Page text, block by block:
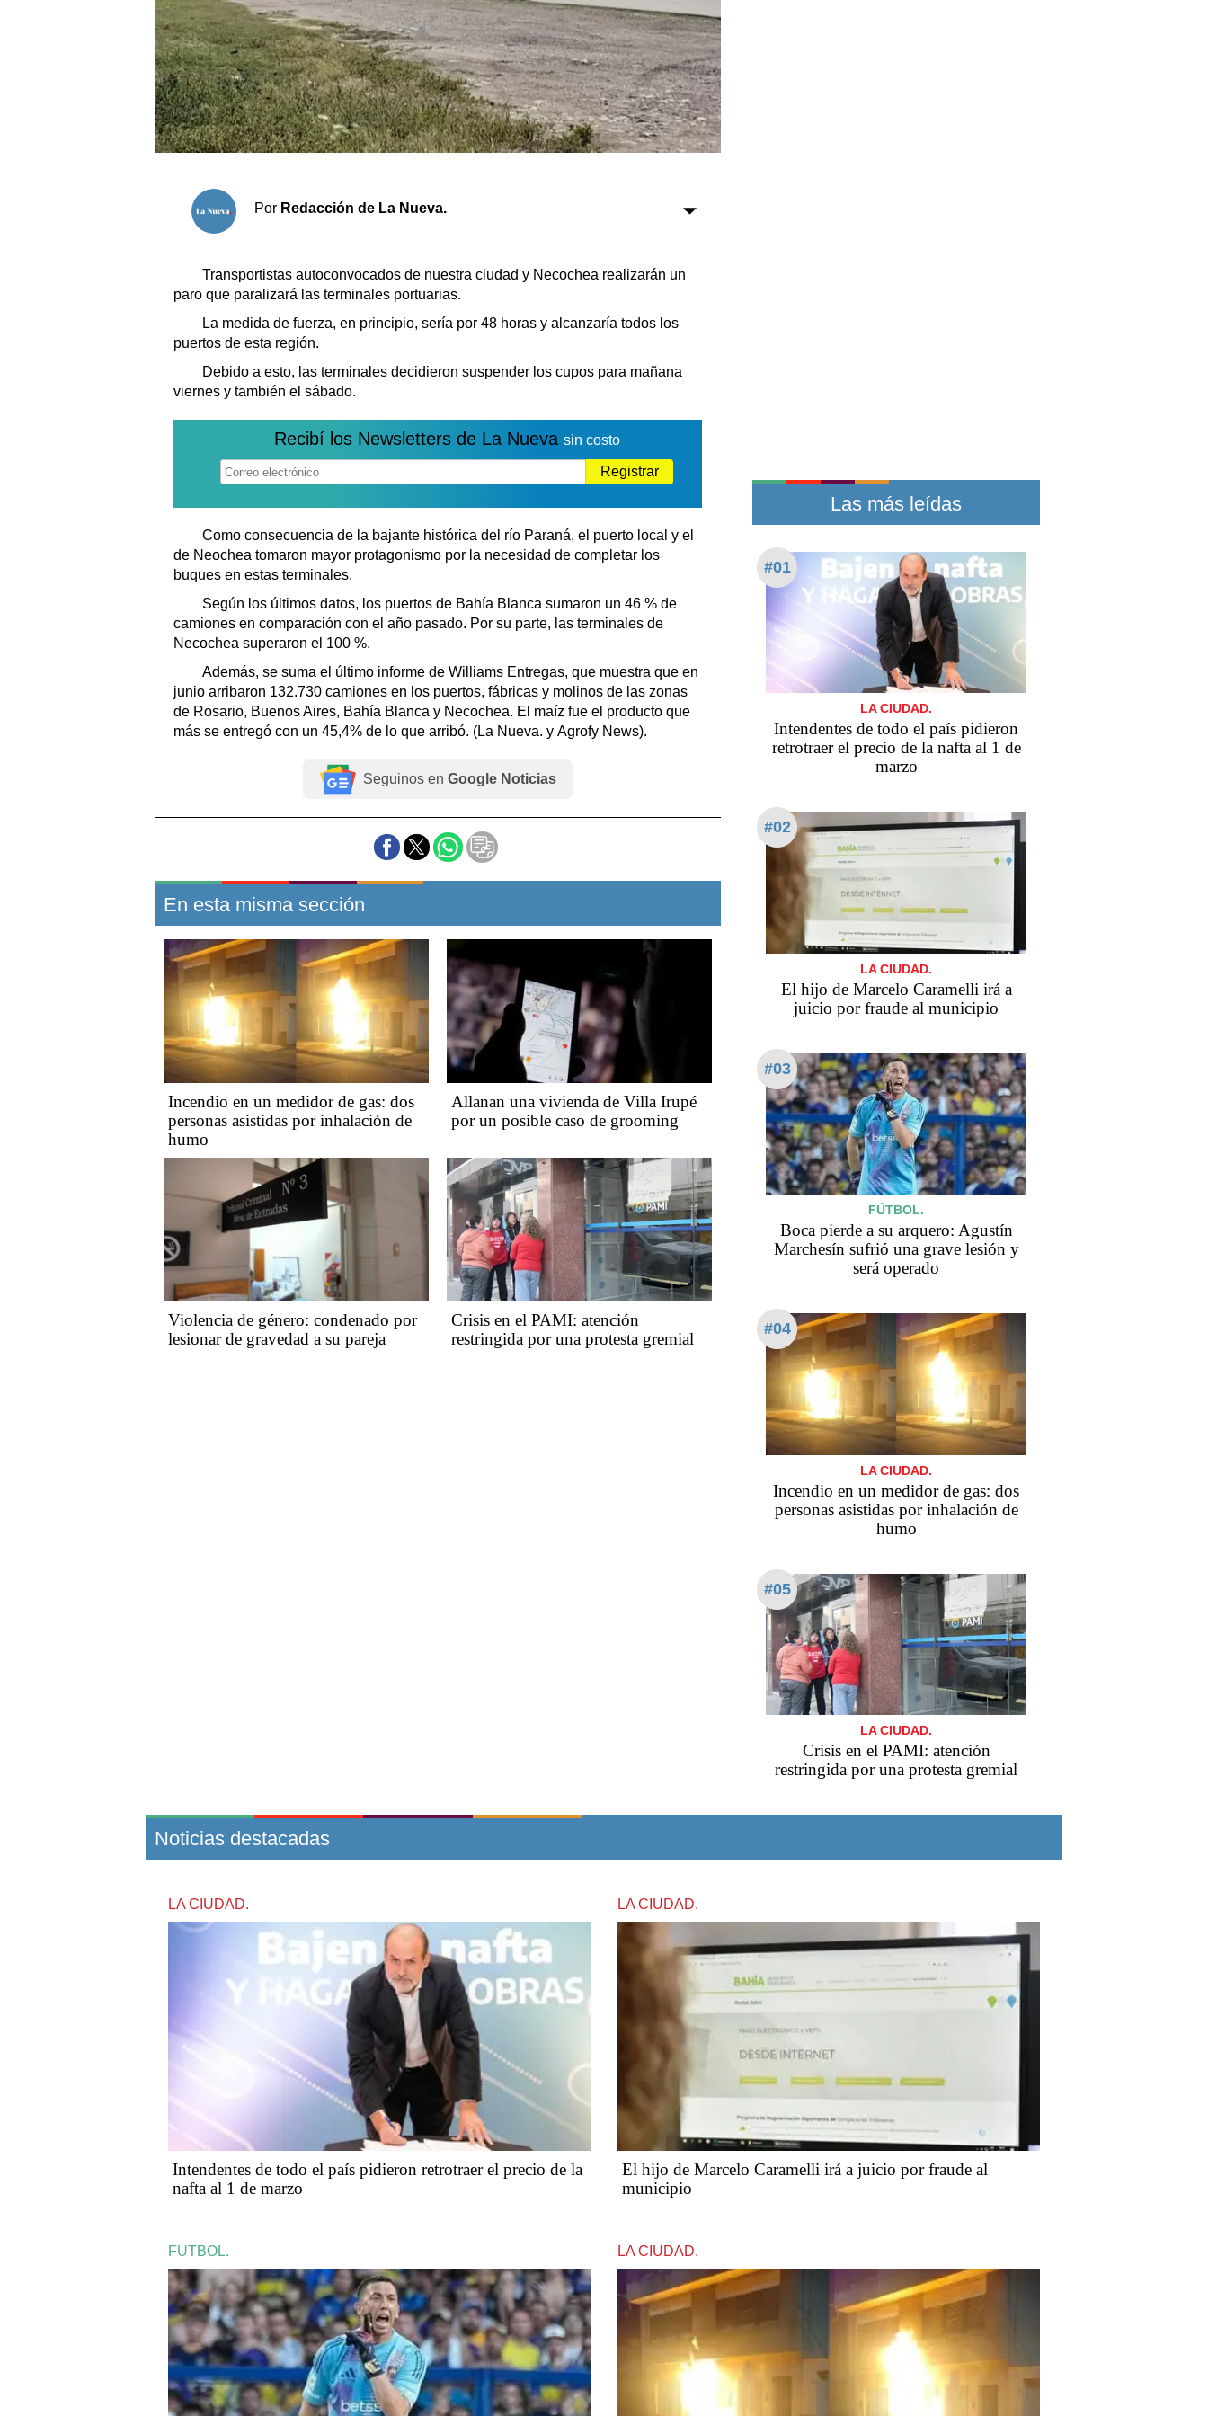
Sociedad y tiempo libre
Sociedad
Tecnología
Turismo
Salud
Es viral
El tiempo
Fúnebres
Clasificados
Suplementos
Servicios
Farmacias
Transportes
Datos Útiles
Teléfonos de urgencia
Por Redacción de La Nueva.
Transportistas autoconvocados de nuestra ciudad y Necochea realizarán un
paro que paralizará las terminales portuarias.
La medida de fuerza, en principio, sería por 48 horas y alcanzaría todos los
puertos de esta región.
Debido a esto, las terminales decidieron suspender los cupos para mañana
viernes y también el sábado.
Recibí los Newsletters de La Nueva sin costo
Registrar
Como consecuencia de la bajante histórica del río Paraná, el puerto local y el
de Neochea tomaron mayor protagonismo por la necesidad de completar los
buques en estas terminales.
Según los últimos datos, los puertos de Bahía Blanca sumaron un 46 % de
camiones en comparación con el año pasado. Por su parte, las terminales de
Necochea superaron el 100 %.
Además, se suma el último informe de Williams Entregas, que muestra que en
junio arribaron 132.730 camiones en los puertos, fábricas y molinos de las zonas
de Rosario, Buenos Aires, Bahía Blanca y Necochea. El maíz fue el producto que
más se entregó con un 45,4% de lo que arribó. (La Nueva. y Agrofy News).
Seguinos en Google Noticias
En esta misma sección
Incendio en un medidor de gas: dos
personas asistidas por inhalación de
humo
Allanan una vivienda de Villa Irupé
por un posible caso de grooming
Violencia de género: condenado por
lesionar de gravedad a su pareja
Crisis en el PAMI: atención
restringida por una protesta gremial
Las más leídas
#01
LA CIUDAD.
Intendentes de todo el país pidieron
retrotraer el precio de la nafta al 1 de
marzo
#02
LA CIUDAD.
​​​​​El hijo de Marcelo Caramelli irá a
juicio por fraude al municipio
#03
FÚTBOL.
Boca pierde a su arquero: Agustín
Marchesín sufrió una grave lesión y
será operado
#04
LA CIUDAD.
Incendio en un medidor de gas: dos
personas asistidas por inhalación de
humo
#05
LA CIUDAD.
Crisis en el PAMI: atención
restringida por una protesta gremial
Noticias destacadas
LA CIUDAD.
Intendentes de todo el país pidieron retrotraer el precio de la
nafta al 1 de marzo
LA CIUDAD.
​​​​​El hijo de Marcelo Caramelli irá a juicio por fraude al
municipio
FÚTBOL. LA CIUDAD.